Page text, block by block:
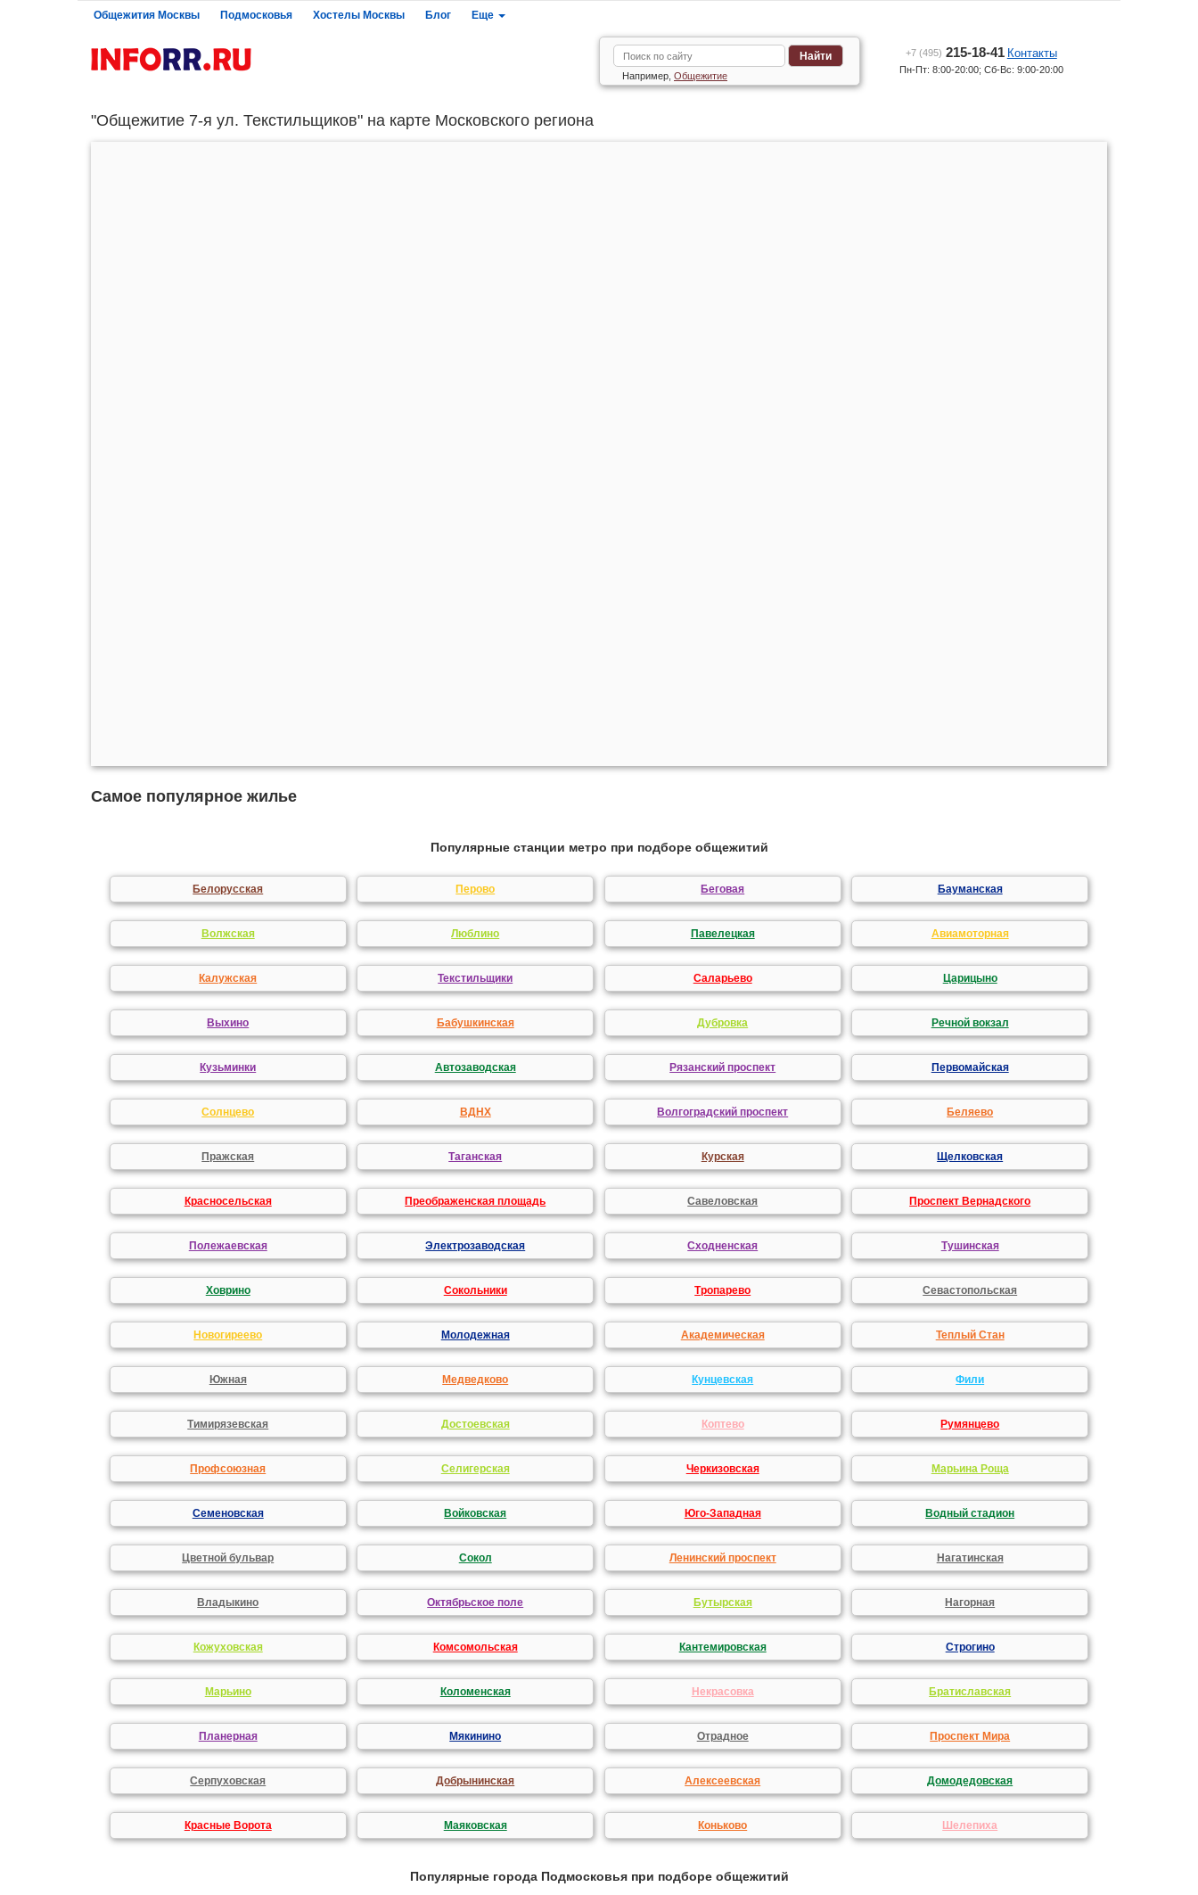
Общежития Москвы Подмосковья Хостелы Москвы Блог Еще
Найти
Например, Общежитие
+7 (495) 215-18-41 Контакты
Пн-Пт: 8:00-20:00; Сб-Вс: 9:00-20:00
"Общежитие 7-я ул. Текстильщиков" на карте Московского региона
Самое популярное жилье
Популярные станции метро при подборе общежитий
Белорусская Перово Беговая Бауманская
Волжская Люблино Павелецкая Авиамоторная
Калужская Текстильщики Саларьево Царицыно
Выхино Бабушкинская Дубровка Речной вокзал
Кузьминки Автозаводская Рязанский проспект Первомайская
Солнцево ВДНХ Волгоградский проспект Беляево
Пражская Таганская Курская Щелковская
Красносельская Преображенская площадь Савеловская Проспект Вернадского
Полежаевская Электрозаводская Сходненская Тушинская
Ховрино Сокольники Тропарево Севастопольская
Новогиреево Молодежная Академическая Теплый Стан
Южная Медведково Кунцевская Фили
Тимирязевская Достоевская Коптево Румянцево
Профсоюзная Селигерская Черкизовская Марьина Роща
Семеновская Войковская Юго-Западная Водный стадион
Цветной бульвар Сокол Ленинский проспект Нагатинская
Владыкино Октябрьское поле Бутырская Нагорная
Кожуховская Комсомольская Кантемировская Строгино
Марьино Коломенская Некрасовка Братиславская
Планерная Мякинино Отрадное Проспект Мира
Серпуховская Добрынинская Алексеевская Домодедовская
Красные Ворота Маяковская Коньково Шелепиха
Популярные города Подмосковья при подборе общежитий